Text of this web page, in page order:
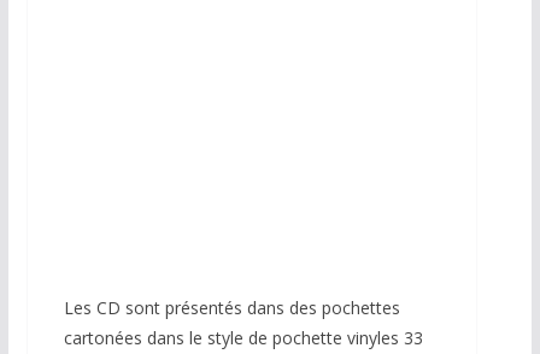
Les CD sont présentés dans des pochettes
cartonées dans le style de pochette vinyles 33